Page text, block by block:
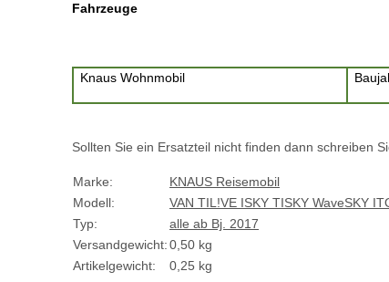
Fahrzeuge
Knaus Wohnmobil
Sollten Sie ein Ersatzteil nicht finden dann schreiben
Marke:
KNAUS Reisemobil
Modell:
VAN TIL!VE ISKY TISKY WaveSKY I
Typ:
alle ab Bj. 2017
Versandgewicht:0,50 kg
Artikelgewicht:
0,25 kg